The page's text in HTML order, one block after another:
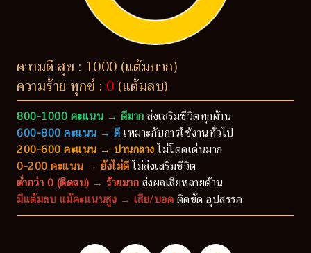
ความดี สุข : 1000 (แต้มบวก)
ความร้าย ทุกข์ : 0 (แต้มลบ)
800-1000 คะแนน → ดีมากส่งเสริมชีวิตทุกด้าน
600-800 คะแนน → ดีเหมาะกับการใช้งานทั่วไป
200-600 คะแนน → ปานกลางไม่โดดเด่นมาก
0-200 คะแนน → ยังไม่ดีไม่ส่งเสริมชีวิต
ต่ำกว่า 0 (ติดลบ) → ร้ายมากส่งผลเสียหลายด้าน
มีแต้มลบ แม้คะแนนสูง → เสีย/บอดติดขัด อุปสรรค